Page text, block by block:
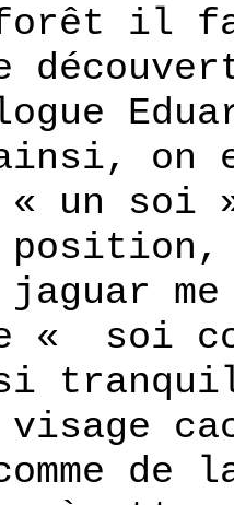
forêt il
on
« un
position,
« soi